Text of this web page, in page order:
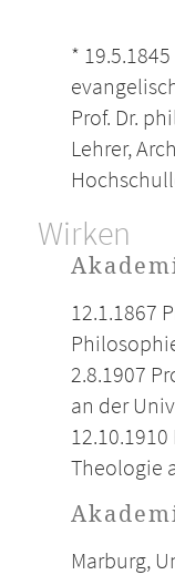
*
Prof. Dr.
Lehrer,
Wirken
12.1.1867
2.8.1907
an der
Theologie
Marburg,